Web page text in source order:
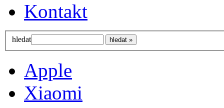
Kontakt
hledat
Apple
Xiaomi